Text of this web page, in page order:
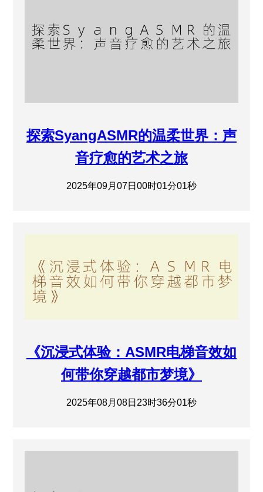
探索SyangASMR的温柔世界：声
音疗愈的艺术之旅
2025年09月07日00时01分01秒
《沉浸式体验：ASMR电梯音效如
何带你穿越都市梦境》
2025年08月08日23时36分01秒